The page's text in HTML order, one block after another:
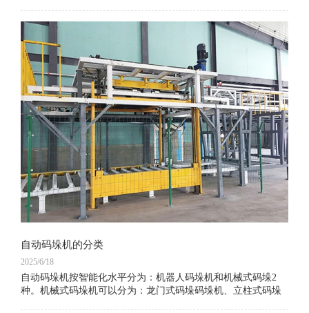
自动码垛机的分类
2025/6/18
自动码垛机按智能化水平分为：机器人码垛机和机械式码垛2
种。机械式码垛机可以分为：龙门式码垛码垛机、立柱式码垛